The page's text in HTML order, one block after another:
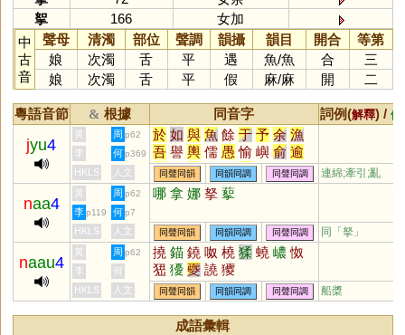
挐
166
女加
中
古
音
聲母 清濁 部位 聲調 韻攝 韻目 開合
等第
娘
次濁 舌 平 遇 魚/魚 合
三
娘
次濁 舌 平 假 麻/麻 開 二
粵語音節 & 根據 同音字 詞例(解釋) / 備
jyu4
黃 周 p62 於 如 與 魚 餘 于 予 余 漁
吾 譽 輿 儒 愚 愉 嶼 俞 逾
迂 娛 禺 榆 蠕 虞 渝 隅 圩
瑜 茹 庾 孺 嵎 盂 銣 揄 諛
腴 竽 歟 濡 喁
璵 臑 艅 崳 旟 繻 邘 歈 毹
狳 窬 萸 薷 襦 髃 蝓 雩 踰
妤 褕 帤 舁 湡 袽 隃 牏 睮
羭 蕍 蕠 嬬 鴽
鸆 齵 鸒 擩 堣 杅 楰 腢 媮
与 澞 侞 堬 雓 燸 歶 蒘 硢
鮽 筎 螸 籅
李 何 p369
HKLS 人文 同聲同韻 同韻同調 同聲同調 連綿;牽引;亂
naa4
黃 周 p62 哪 拿 娜 拏 蒘
李 p119 何 p7
HKLS 人文 同聲同韻 同韻同調 同聲同調 同「拏 」
naau4
黃 周 p62 撓 錨 鐃 呶 橈 猱 蟯 嶩 怓
峱 獶 夒 譊 獿
李
何
HKLS
人文 同聲同韻 同韻同調 同聲同調 船槳
成語彙輯